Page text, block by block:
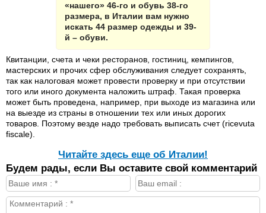
«нашего» 46-го и обувь 38-го
размера, в Италии вам нужно
искать 44 размер одежды и 39-
й – обуви.
Квитанции, счета и чеки ресторанов, гостиниц, кемпингов,
мастерских и прочих сфер обслуживания следует сохранять,
так как налоговая может провести проверку и при отсутствии
того или иного документа наложить штраф. Такая проверка
может быть проведена, например, при выходе из магазина или
на выезде из страны в отношении тех или иных дорогих
товаров. Поэтому везде надо требовать выписать счет (ricevuta
fiscale).
Читайте здесь еще об Италии!
Будем рады, если Вы оставите свой комментарий